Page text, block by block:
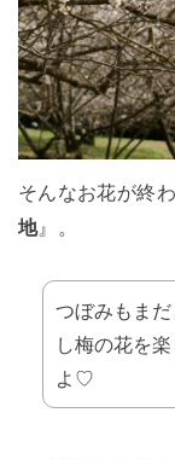
そんなお花が終
地』。
つぼみもま
し梅の花を
よ♡